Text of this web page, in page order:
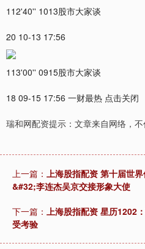
112'40'' 1013股市大家谈
20 10-13 17:56
113'00'' 0915股市大家谈
18 09-15 17:56 一财最热 点击关闭
瑞和网配资提示：文章来自网络，不
上一篇： 上海股指配资 第十届世
&#32;李连杰吴京交接形象大使
下一篇： 上海股指配资 星历1202
受考验